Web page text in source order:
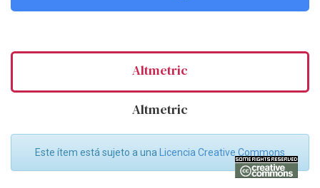
Altmetric
Altmetric
Este ítem está sujeto a una Licencia Creative Commons